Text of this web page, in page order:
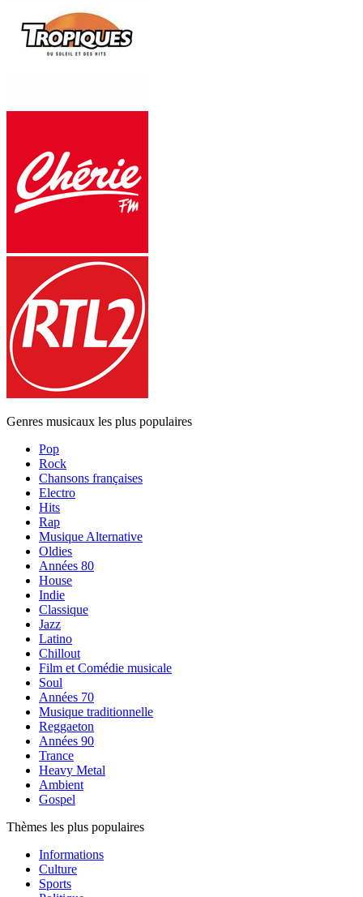
Genres musicaux les plus populaires
Pop
Rock
Chansons françaises
Electro
Hits
Rap
Musique Alternative
Oldies
Années 80
House
Indie
Classique
Jazz
Latino
Chillout
Film et Comédie musicale
Soul
Années 70
Musique traditionnelle
Reggaeton
Années 90
Trance
Heavy Metal
Ambient
Gospel
Thèmes les plus populaires
Informations
Culture
Sports